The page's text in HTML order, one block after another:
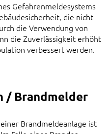
Gefahrenmeldesystems
die nicht
die Verwendung von
die Zuverlässigkeit erhöht
verbessert werden.
/ Brandmelder
Brandmeldeanlage ist